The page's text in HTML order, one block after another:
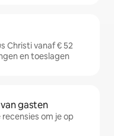
Christi vanaf € 52
en toeslagen
gasten
om je op